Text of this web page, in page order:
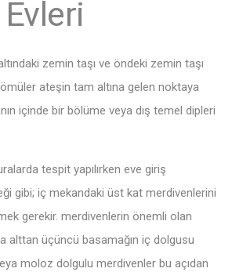
zemin taşı ve öndeki zemin taşı
ateşin tam altına gelen noktaya
içinde bir bölüme veya dış temel dipleri
tespit yapılırken eve giriş
gibi; iç mekandaki üst kat merdivenlerini
gerekir. merdivenlerin önemli olan
alttan üçüncü basamağın iç dolgusu
moloz dolgulu merdivenler bu açıdan